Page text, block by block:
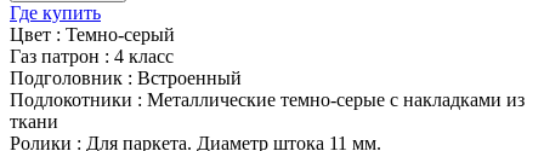
Где купить
Цвет : Темно-серый
Газ патрон : 4 класс
Подголовник : Встроенный
Подлокотники : Металлические темно-серые с накладками из
ткани
Ролики : Для паркета. Диаметр штока 11 мм.